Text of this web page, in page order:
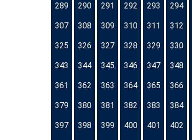
289 290 291 292 293 294
307 308 309 310 311 312
325 326 327 328 329 330
343 344 345 346 347 348
361 362 363 364 365 366
379 380 381 382 383 384
397 398 399 400 401 402